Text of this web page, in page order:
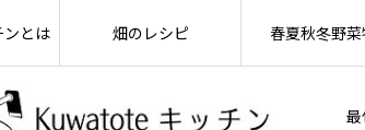
最
とは 畑のレシピ 春夏秋冬野